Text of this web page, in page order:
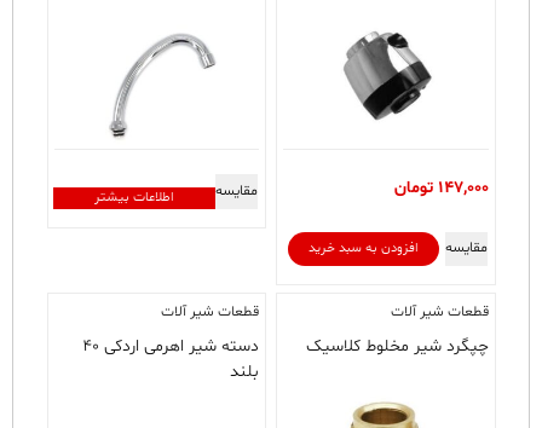
147,000 تومان
افزودن به سبد خرید مقایسه
اطلاعات بیشتر مقایسه
قطعات شیر آلات
چپگرد شیر مخلوط کلاسیک
قطعات شیر آلات
دسته شیر اهرمی اردکی ۴۰
بلند